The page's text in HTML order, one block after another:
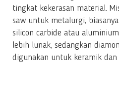
tingkat kekerasan material.
saw untuk metalurgi,
silicon carbide atau
lebih lunak, sedangkan
digunakan untuk keramik